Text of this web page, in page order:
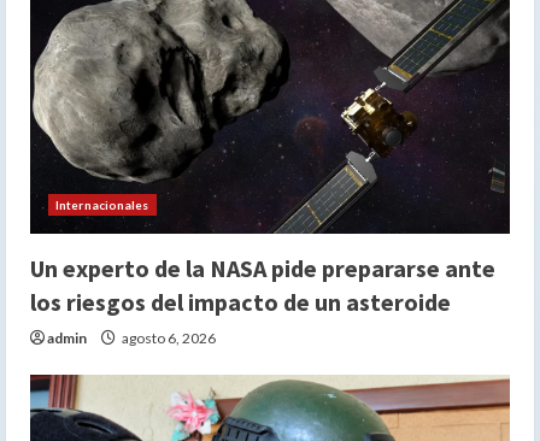
Internacionales
Un experto de la NASA pide prepararse ante
los riesgos del impacto de un asteroide
admin agosto 6, 2026